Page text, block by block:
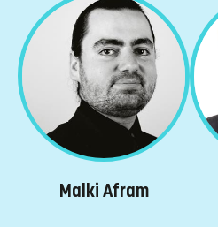
Malki Afram